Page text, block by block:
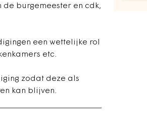
burgemeester en cdk,
een wettelijke rol
etc.
zodat deze als
kan blijven.